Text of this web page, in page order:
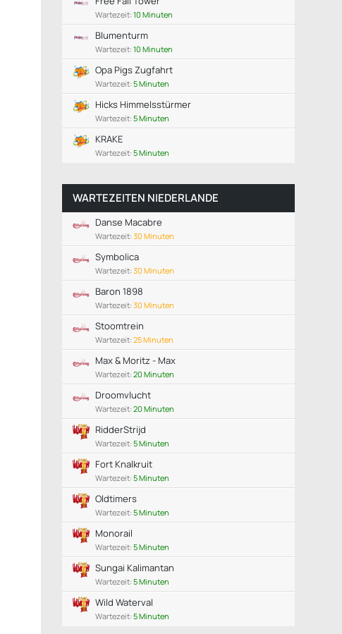
Wartezeit: 10 Minuten
Blumenturm
Wartezeit: 10 Minuten
Opa Pigs Zugfahrt
Wartezeit: 5 Minuten
Hicks Himmelsstürmer
Wartezeit: 5 Minuten
KRAKE
Wartezeit: 5 Minuten
WARTEZEITEN NIEDERLANDE
Danse Macabre
Wartezeit: 30 Minuten
Symbolica
Wartezeit: 30 Minuten
Baron 1898
Wartezeit: 30 Minuten
Stoomtrein
Wartezeit: 25 Minuten
Max & Moritz - Max
Wartezeit: 20 Minuten
Droomvlucht
Wartezeit: 20 Minuten
RidderStrijd
Wartezeit: 5 Minuten
Fort Knalkruit
Wartezeit: 5 Minuten
Oldtimers
Wartezeit: 5 Minuten
Monorail
Wartezeit: 5 Minuten
Sungai Kalimantan
Wartezeit: 5 Minuten
Wild Waterval
Wartezeit: 5 Minuten